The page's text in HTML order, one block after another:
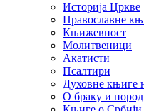
Историја Цркве
Православне
Књижевност
Молитвеници
Акатисти
Псалтири
Духовне књиге
О браку и